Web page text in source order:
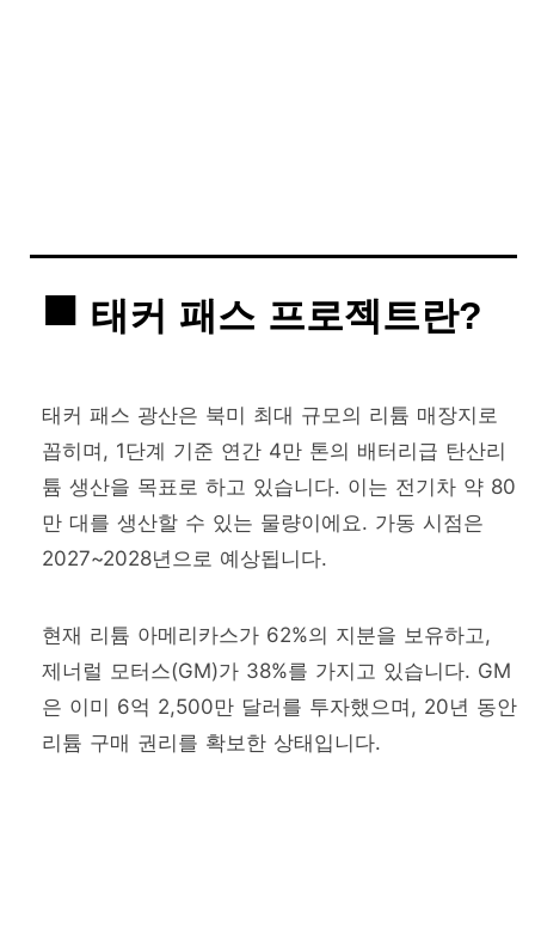
태커 패스 프로젝트란?
태커 패스 광산은 북미 최대 규모의 리튬 매장지로
꼽히며, 1단계 기준 연간 4만 톤의 배터리급 탄산리
튬 생산을 목표로 하고 있습니다. 이는 전기차 약 80
만 대를 생산할 수 있는 물량이에요. 가동 시점은
2027~2028년으로 예상됩니다.
현재 리튬 아메리카스가 62%의 지분을 보유하고,
제너럴 모터스(GM)가 38%를 가지고 있습니다. GM
은 이미 6억 2,500만 달러를 투자했으며, 20년 동안
리튬 구매 권리를 확보한 상태입니다.